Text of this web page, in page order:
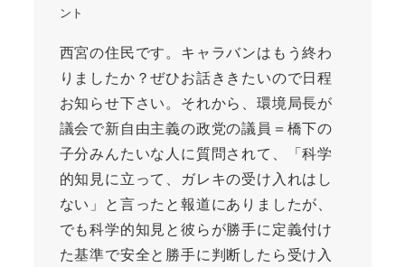
ント
西宮の住民です。キャラバンはもう終わ
りましたか？ぜひお話ききたいので日程
お知らせ下さい。それから、環境局長が
議会で新自由主義の政党の議員＝橋下の
子分みんたいな人に質問されて、「科学
的知見に立って、ガレキの受け入れはし
ない」と言ったと報道にありましたが、
でも科学的知見と彼らが勝手に定義付け
た基準で安全と勝手に判断したら受け入